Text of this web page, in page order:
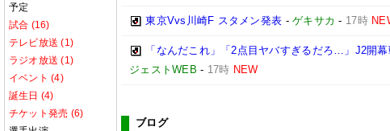
予定
試合 (16)
テレビ放送 (1)
ラジオ放送 (1)
イベント (4)
誕生日 (4)
チケット発売 (6)
東京Vvs川崎F スタメン発表 -ゲキサカ - 17時
「なんだこれ」「2点目ヤバすぎるだろ…」J2開
ジェストWEB - 17時 NEW
ブログ